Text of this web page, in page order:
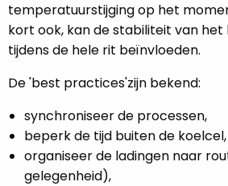
temperatuurstijging op het
kort ook, kan de stabiliteit van
tijdens de hele rit beïnvloeden.
De 'best practices'zijn bekend:
synchroniseer de processen,
beperk de tijd buiten de koelcel,
organiseer de ladingen naar
gelegenheid),